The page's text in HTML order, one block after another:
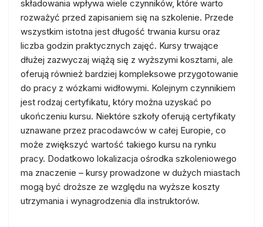
składowania wpływa wiele czynników, które warto
rozważyć przed zapisaniem się na szkolenie. Przede
wszystkim istotna jest długość trwania kursu oraz
liczba godzin praktycznych zajęć. Kursy trwające
dłużej zazwyczaj wiążą się z wyższymi kosztami, ale
oferują również bardziej kompleksowe przygotowanie
do pracy z wózkami widłowymi. Kolejnym czynnikiem
jest rodzaj certyfikatu, który można uzyskać po
ukończeniu kursu. Niektóre szkoły oferują certyfikaty
uznawane przez pracodawców w całej Europie, co
może zwiększyć wartość takiego kursu na rynku
pracy. Dodatkowo lokalizacja ośrodka szkoleniowego
ma znaczenie – kursy prowadzone w dużych miastach
mogą być droższe ze względu na wyższe koszty
utrzymania i wynagrodzenia dla instruktorów.